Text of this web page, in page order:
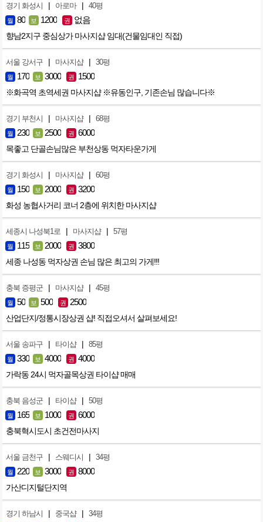
경기 화성시 | 아로마 | 40평
월 80 보 1200 권 없음
향남2지구 중심상가 마사지샵 임대(건물임대인 직접)
서울 강서구 | 마사지샵 | 30평
월 170 보 3000 권 1500
※화곡역 초역세권 마사지샵 ※유동인구, 기존손님 많습니다※
경기 부천시 | 마사지샵 | 68평
월 230 보 2500 권 6000
목좋고 단골손님많은 부천상동 먹자타운가게
경기 화성시 | 마사지샵 | 60평
월 150 보 2000 권 3200
화성 농협사거리 코너 2층에 위치한 마사지샵
세종시 나성북1로 | 마사지샵 | 57평
월 115 보 2000 권 3800
세종 나성동 먹자상권 손님 많은 최고의 가게!!!
충북 증평군 | 마사지샵 | 45평
월 50 보 500 권 2500
산업단지/정통시장상권 샵! 직접오셔서 살펴보세요!
서울 송파구 | 타이샵 | 85평
월 330 보 4000 권 4000
가락동 24시 먹자골목상권 타이샵 매매
충북 음성군 | 타이샵 | 50평
월 165 보 1000 권 6000
충북혁시도시 초건전마사지
서울 금천구 | 스웨디시 | 34평
월 220 보 3000 권 8000
가산디지털단지역
경기 하남시 | 중국샵 | 34평